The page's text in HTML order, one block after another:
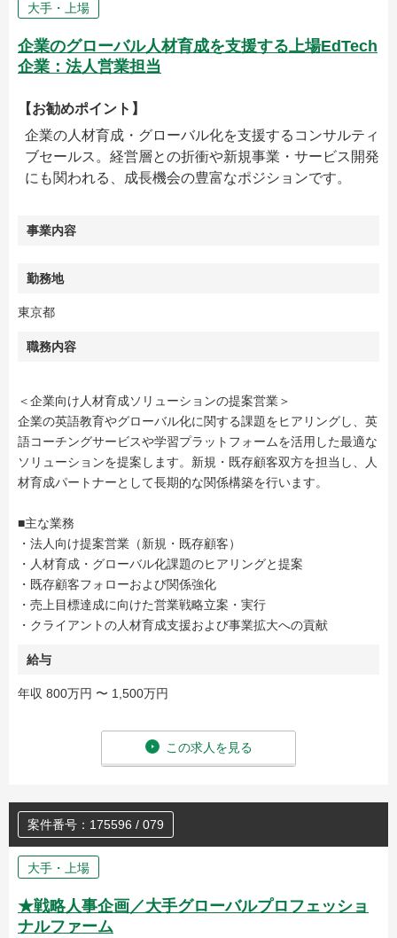
大手・上場
企業のグローバル人材育成を支援する上場EdTech
企業：法人営業担当
【お勧めポイント】
企業の人材育成・グローバル化を支援するコンサルティ
ブセールス。経営層との折衝や新規事業・サービス開発
にも関われる、成長機会の豊富なポジションです。
事業内容
勤務地
東京都
職務内容
＜企業向け人材育成ソリューションの提案営業＞
企業の英語教育やグローバル化に関する課題をヒアリングし、英
語コーチングサービスや学習プラットフォームを活用した最適な
ソリューションを提案します。新規・既存顧客双方を担当し、人
材育成パートナーとして長期的な関係構築を行います。
■主な業務
・法人向け提案営業（新規・既存顧客）
・人材育成・グローバル化課題のヒアリングと提案
・既存顧客フォローおよび関係強化
・売上目標達成に向けた営業戦略立案・実行
・クライアントの人材育成支援および事業拡大への貢献
給与
年収 800万円 〜 1,500万円
この求人を見る
案件番号：175596 / 079
大手・上場
★戦略人事企画／大手グローバルプロフェッショ
ナルファーム